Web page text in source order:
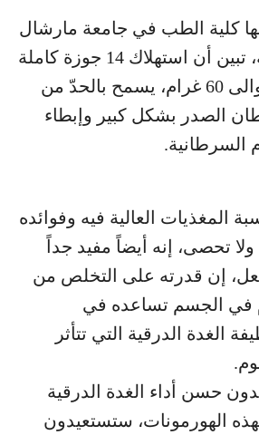
كلية الطب في جامعة مارشال
في فرجينيا الغربية، تبين أن استهلاك 14 جوزة كاملة
يومياً، بما يعادل حوالى 60 غرام، يسمح بالحدّ من
الصدر بشكل كبير وإبطاء
السرطانية.
المغذيات العالية فيه وفوائده
ولا تحصى، إنه أيضاً مفيد جداً
إن قدرته على التخلص من
في الجسم تساعده في
الغدة الدرقية التي تتأثر
حسن أداء الغدة الدرقية
الهورمونات، ستستعيدون